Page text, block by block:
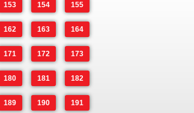
153 154 155
162 163 164
171 172 173
180 181 182
189 190 191